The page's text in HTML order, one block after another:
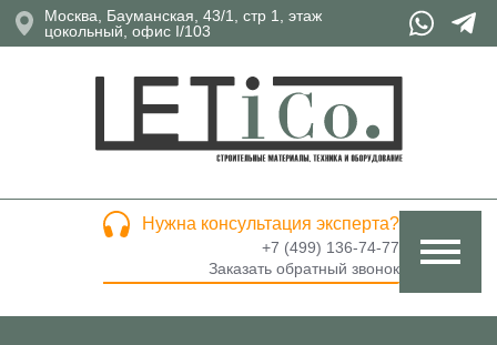
Москва, Бауманская, 43/1, стр 1, этаж
цокольный, офис I/103
Нужна консультация эксперта?
+7 (499) 136-74-77
Заказать обратный звонок